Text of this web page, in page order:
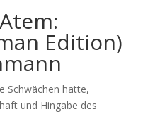
Edition)
Schwächen hatte,
und Hingabe des